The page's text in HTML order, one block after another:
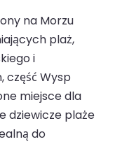
na Morzu
plaż,
i
część Wysp
miejsce dla
dziewicze plaże
do